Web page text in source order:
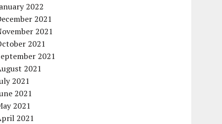
2022
2021
2021
2021
2021
2021
2021
2021
2021
2021